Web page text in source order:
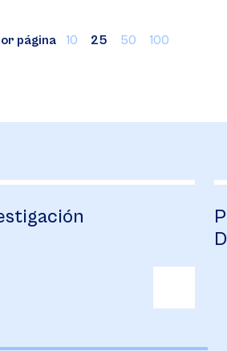
página 10 25 50 100